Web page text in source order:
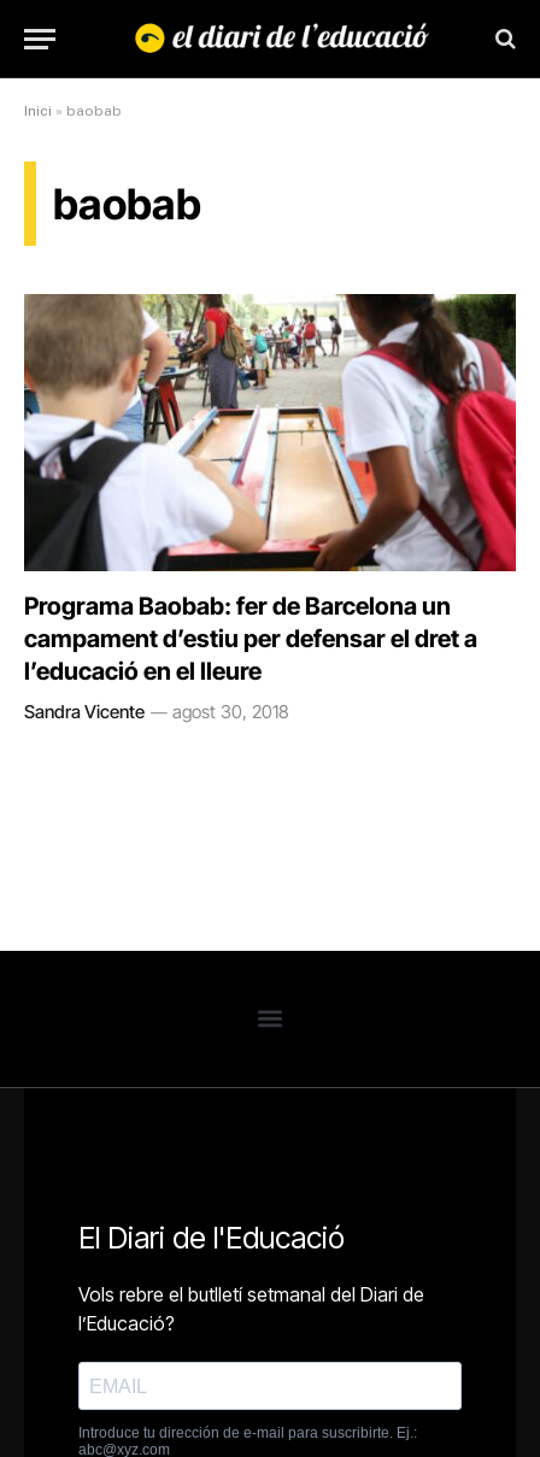
Inici » baobab
baobab
Programa Baobab: fer de Barcelona un
campament d’estiu per defensar el dret a
l’educació en el lleure
Sandra Vicente agost 30, 2018